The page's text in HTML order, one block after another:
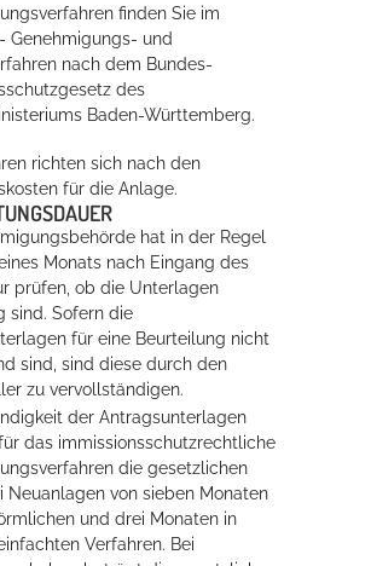
finden Sie im
Genehmigungs- und
nach dem Bundes-
des
Baden-Württemberg.
richten sich nach den
für die Anlage.
hat in der Regel
Monats nach Eingang des
prüfen, ob die Unterlagen
sind. Sofern die
für eine Beurteilung nicht
sind, sind diese durch den
zu vervollständigen.
der Antragsunterlagen
das immissionsschutzrechtliche
die gesetzlichen
Neuanlagen von sieben Monaten
und drei Monaten in
Verfahren. Bei